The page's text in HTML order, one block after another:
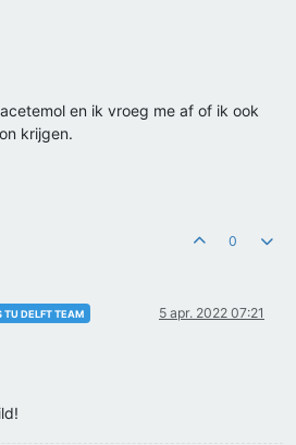
en ik vroeg me af of ik ook
krijgen.
0
TU DELFT TEAM 5 apr. 2022 07:21